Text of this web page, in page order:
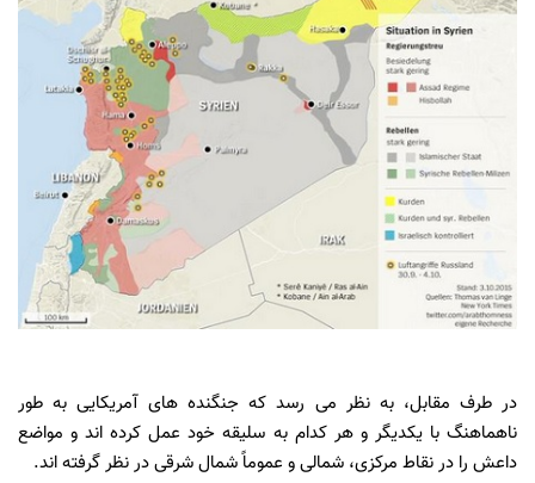
در طرف مقابل، به نظر می رسد که جنگنده های آمریکایی به طور
ناهماهنگ با یکدیگر و هر کدام به سلیقه خود عمل کرده اند و مواضع
داعش را در نقاط مرکزی، شمالی و عموماً شمال شرقی در نظر گرفته اند.